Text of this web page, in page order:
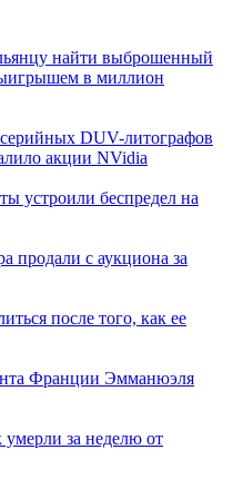
найти выброшенный
в миллион
DUV-литографов
акции NVidia
устроили беспредел на
продали с аукциона за
после того, как ее
Франции Эмманюэля
за неделю от